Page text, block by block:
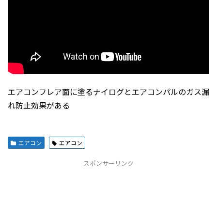
エアコンフレア面に塗るナイログとエアコンパルのガス漏
れ防止効果がある
エアコン エアコン
スポンサーリンク